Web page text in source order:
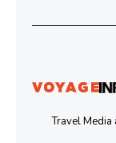
Travel